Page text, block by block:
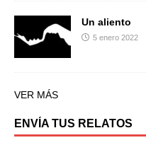
Un aliento
5 enero 2022
VER MÁS
ENVÍA TUS RELATOS